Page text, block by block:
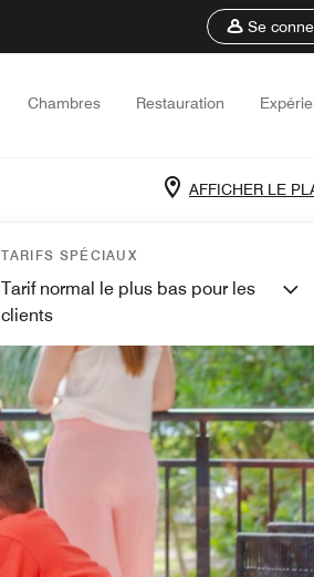
Se
Chambres Restauration
AFFICHER LE
TARIFS SPÉCIAUX
Tarif normal le plus bas pour les
clients